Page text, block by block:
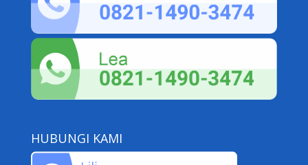
HUBUNGI KAMI